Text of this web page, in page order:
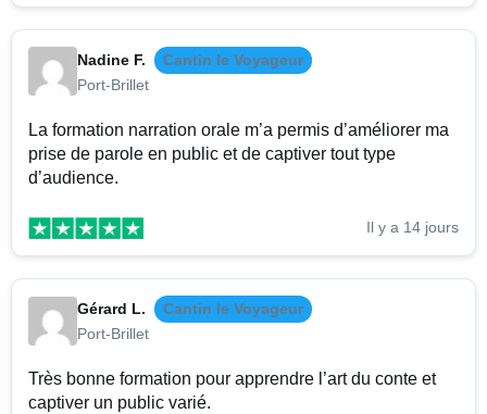
Nadine F.
Cantin le Voyageur
Port-Brillet
La formation narration orale m’a permis d’améliorer ma
prise de parole en public et de captiver tout type
d’audience.
Il y a 14 jours
Gérard L.
Cantin le Voyageur
Port-Brillet
Très bonne formation pour apprendre l’art du conte et
captiver un public varié.